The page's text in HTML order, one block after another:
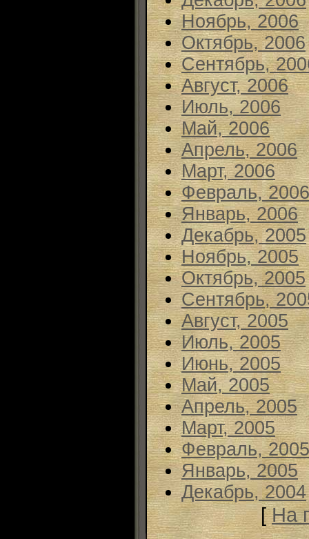
Ноябрь, 2006
Октябрь, 2006
Сентябрь,
Август, 2006
Июль, 2006
Май, 2006
Апрель, 2006
Март, 2006
Февраль, 2006
Январь, 2006
Декабрь, 2005
Ноябрь, 2005
Октябрь, 2005
Сентябрь,
Август, 2005
Июль, 2005
Июнь, 2005
Май, 2005
Апрель, 2005
Март, 2005
Февраль, 2005
Январь, 2005
Декабрь, 2004
[На